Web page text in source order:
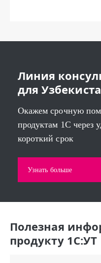
Линия
для
Окажем срочную
продуктам 1С через
короткий срок
Узнать больше
Полезная
продукту 1С:УТ